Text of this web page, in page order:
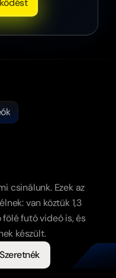
is hoznak.
csinálunk. Ezek az
van köztük 1,3
fölé futó videó is, és
készült.